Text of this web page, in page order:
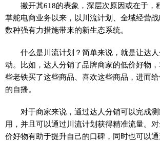
撇开其618的表象，深层次原因或在于，
掌舵电商业务以来，以川流计划、全域经营
数种强有力措施带来的新生态系统。
什么是川流计划？简单来说，就是让达
动。比如，达人分销了品牌商家的低价好物
些老铁买了这些商品、喜欢这些商品，进而
的自播。
对于商家来说，通过达人分销可以完成
用，并且可以通过川流计划获得精准流量。
价好物有助于提升自己的口碑，同时也可以